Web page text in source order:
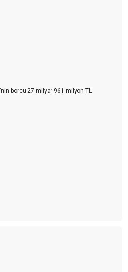
borcu 27 milyar 961 milyon TL